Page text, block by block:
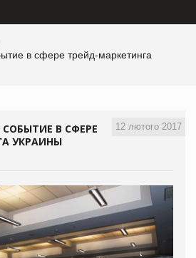
в сфере трейд-маркетинга
12 лютого 2017
В СФЕРЕ
УКРАИНЫ